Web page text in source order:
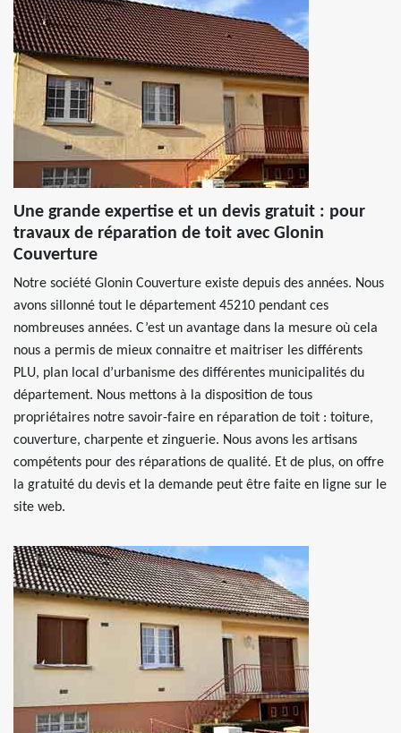
Une grande expertise et un devis gratuit : pour
travaux de réparation de toit avec Glonin
Couverture
Notre société Glonin Couverture existe depuis des années. Nous
avons sillonné tout le département 45210 pendant ces
nombreuses années. C’est un avantage dans la mesure où cela
nous a permis de mieux connaitre et maitriser les différents
PLU, plan local d’urbanisme des différentes municipalités du
département. Nous mettons à la disposition de tous
propriétaires notre savoir-faire en réparation de toit : toiture,
couverture, charpente et zinguerie. Nous avons les artisans
compétents pour des réparations de qualité. Et de plus, on offre
la gratuité du devis et la demande peut être faite en ligne sur le
site web.